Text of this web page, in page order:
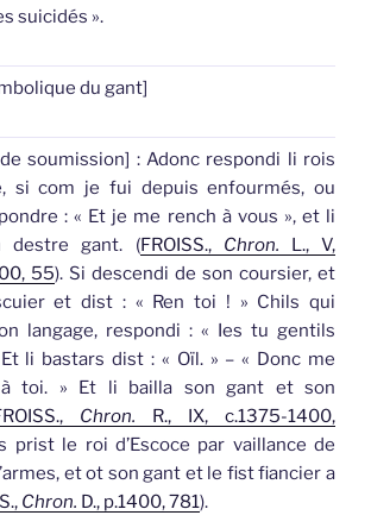
suicidés ».
du gant]
soumission] : Adonc respondi li rois
si com je fui depuis enfourmés, ou
: « Et je me rench à vous », et li
destregant. (FROISS., Chron. L., V,
55). Si descendi de son coursier, et
et dist : « Ren toi ! » Chils qui
langage, respondi : « Ies tu gentils
li bastars dist : « Oïl. » – « Donc me
toi. » Et li bailla songant et son
Chron. R., IX, c.1375-1400,
prist le roi d’Escoce par vaillance de
et ot songant et le fist fiancier a
Chron. D., p.1400, 781).